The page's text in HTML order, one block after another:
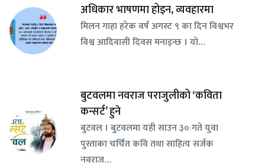
अधिकार भाषणमा होइन, व्यवहारमा
मिलन गाहा हरेक वर्ष अगस्ट ९ का दिन विश्वभर
विश्व आदिवासी दिवस मनाइन्छ । यो…
बुटवलमा नवराज पराजुलीको ‘कविता
कन्सर्ट’ हुने
बुटवल । बुटवलमा यही साउन ३० गते युवा
पुस्ताका चर्चित कवि तथा साहित्य सर्जक
नवराज…